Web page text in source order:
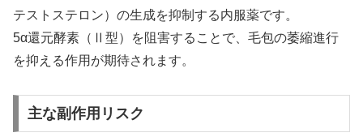
テストステロン）の生成を抑制する内服薬です。
5α還元酵素（Ⅱ型）を阻害することで、毛包の萎縮進行
を抑える作用が期待されます。
主な副作用リスク